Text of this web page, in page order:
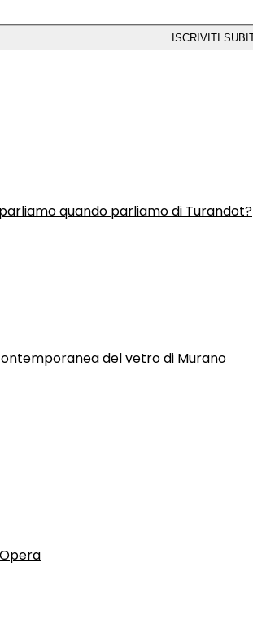
parliamo quando parliamo di Turandot?
del vetro di Murano